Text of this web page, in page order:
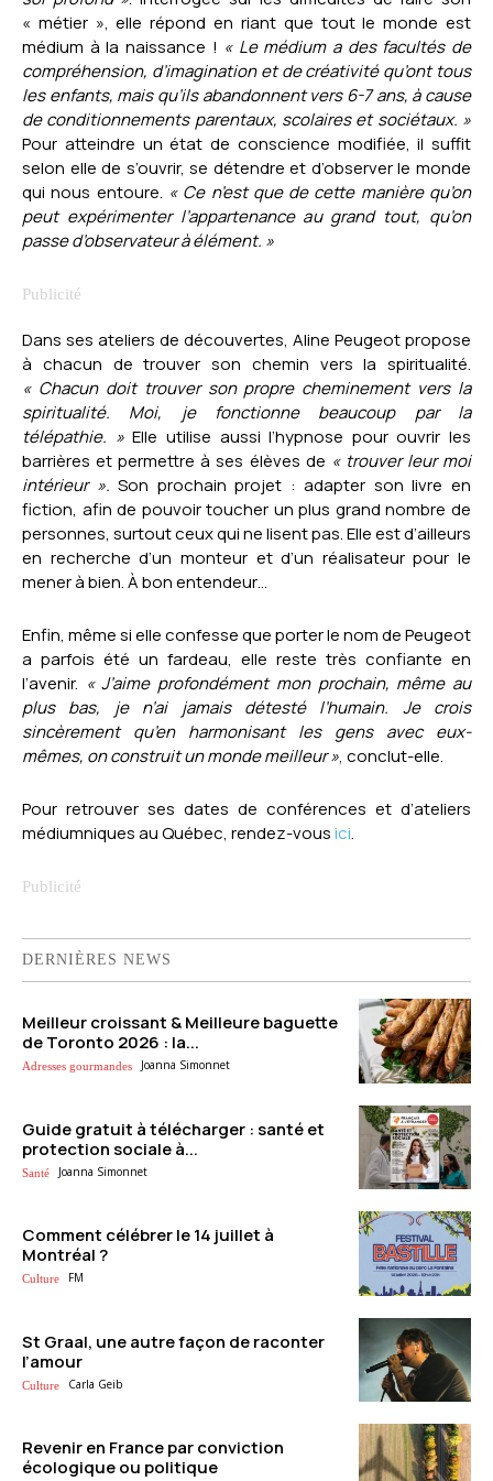
« métier », elle répond en riant que tout le monde est
médium à la naissance ! « Le médium a des facultés de
compréhension, d’imagination et de créativité qu’ont tous
les enfants, mais qu’ils abandonnent vers 6-7 ans, à cause
de conditionnements parentaux, scolaires et sociétaux. »
Pour atteindre un état de conscience modifiée, il suffit
selon elle de s’ouvrir, se détendre et d’observer le monde
qui nous entoure. « Ce n’est que de cette manière qu’on
peut expérimenter l’appartenance au grand tout, qu’on
passe d’observateur à élément. »
Dans ses ateliers de découvertes, Aline Peugeot propose
à chacun de trouver son chemin vers la spiritualité.
« Chacun doit trouver son propre cheminement vers la
spiritualité. Moi, je fonctionne beaucoup par la
télépathie. »Elle utilise aussi l’hypnose pour ouvrir les
barrières et permettre à ses élèves de « trouver leur moi
intérieur ». Son prochain projet : adapter son livre en
fiction, afin de pouvoir toucher un plus grand nombre de
personnes, surtout ceux qui ne lisent pas. Elle est d’ailleurs
en recherche d’un monteur et d’un réalisateur pour le
mener à bien. À bon entendeur…
Enfin, même si elle confesse que porter le nom de Peugeot
a parfois été un fardeau, elle reste très confiante en
l’avenir. « J’aime profondément mon prochain, même au
plus bas, je n’ai jamais détesté l’humain. Je crois
sincèrement qu’en harmonisant les gens avec eux-
mêmes, on construit un monde meilleur », conclut-elle.
Pour retrouver ses dates de conférences et d’ateliers
médiumniques au Québec, rendez-vousici.
DERNIÈRES NEWS
Meilleur croissant & Meilleure baguette
de Toronto 2026 : la...
Adresses gourmandes Joanna Simonnet
Guide gratuit à télécharger : santé et
protection sociale à...
Santé Joanna Simonnet
Comment célébrer le 14 juillet à
Montréal ?
Culture FM
St Graal, une autre façon de raconter
l’amour
Culture Carla Geib
Revenir en France par conviction
écologique ou politique